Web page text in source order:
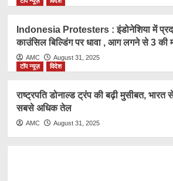
Indonesia Protesters : इंडोनेशिया में
काउंसिल बिल्डिंग पर धावा , आग लगने से 3 की
AMC
August 31, 2025
टॉप न्यूज़
विदेश
राष्ट्रप​ति डोनाल्ड ट्रंप की बढ़ी मुसीबत,
सबसे अधिक तेल
AMC August 31, 2025